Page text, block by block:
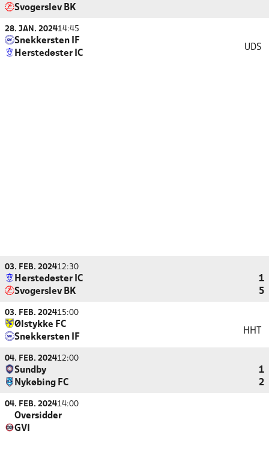
Svogerslev BK
28. JAN. 202414:45
Snekkersten IF
Herstedøster IC
UDS
03. FEB. 202412:30
Herstedøster IC
1
Svogerslev BK
5
03. FEB. 202415:00
Ølstykke FC
Snekkersten IF
HHT
04. FEB. 202412:00
Sundby
1
Nykøbing FC
2
04. FEB. 202414:00
Oversidder
GVI